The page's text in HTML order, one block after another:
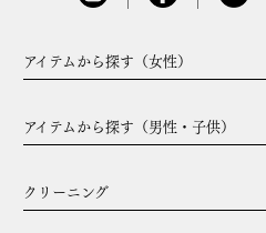
アイテムから探す（女性）
アイテムから探す（男性・子供）
クリーニング